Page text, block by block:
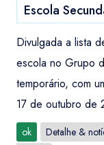
Escola
Divulgada a lista
escola no Grupo
temporário, com
17 de outubro de
ok
Detalhe &